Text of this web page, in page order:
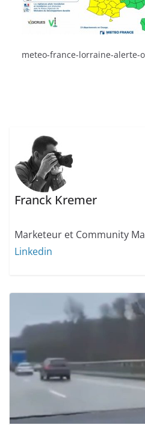
meteo-france-lorraine-alerte-
Franck Kremer
Marketeur et Community
Linkedin